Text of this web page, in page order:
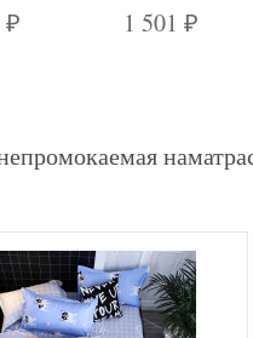
₽ 1 501 ₽